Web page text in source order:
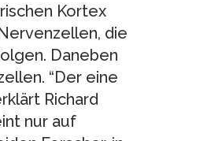
Kortex
die
Daneben
“Der eine
Richard
nur auf